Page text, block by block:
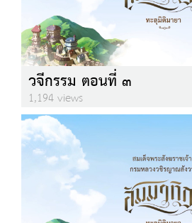
วจีกรรม ตอนที่ ๓
1,194 views